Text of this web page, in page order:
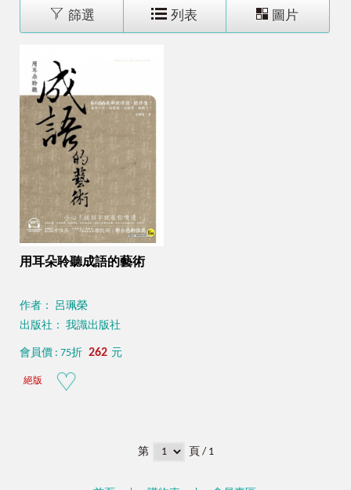
銷售量 (低→高)
篩選 列表 圖片
用耳朵聆聽成語的藝術
作者： 呂珮榮
出版社： 我識出版社
會員價 : 75折 262 元
絕版
第 頁 / 1